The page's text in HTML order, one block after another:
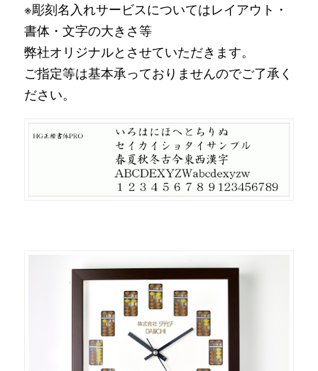
※彫刻名入れサービスについてはレイアウト・
書体・文字の大きさ等
弊社オリジナルとさせていただきます。
ご指定等は基本承っておりませんのでご了承く
ださい。